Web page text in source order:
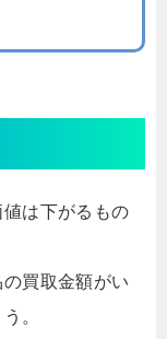
は下がるもの
買取金額がい
。